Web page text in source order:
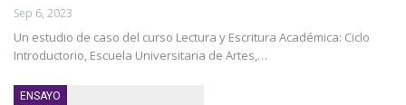
Sep 6, 2023
Un estudio de caso del curso Lectura y Escritura Académica: Ciclo
Introductorio, Escuela Universitaria de Artes,…
ENSAYO